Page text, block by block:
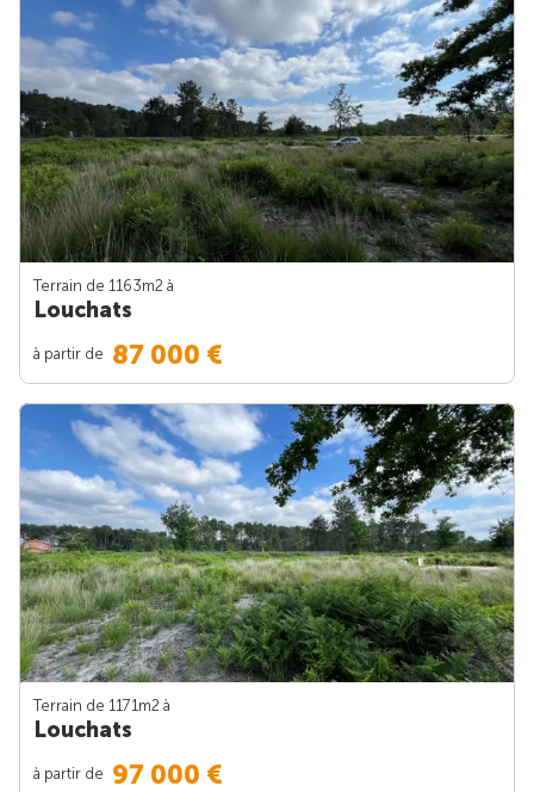
Terrain de 1163m2 à
Louchats
à partir de 87 000 €
Terrain de 1171m2 à
Louchats
à partir de 97 000 €